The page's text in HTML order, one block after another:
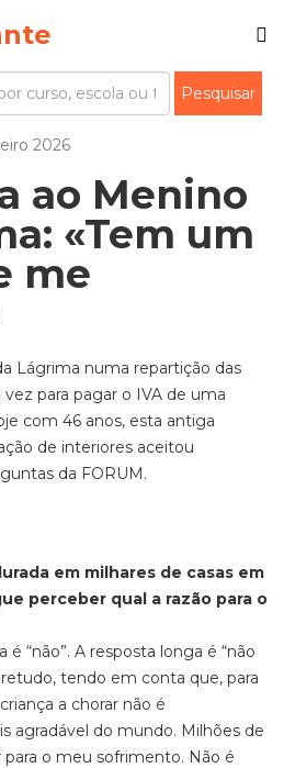
2026
ao Menino
«Tem um
me
Lágrima numa repartição das
vez para pagar o IVA de uma
com 46 anos, esta antiga
de interiores aceitou
da FORUM.
em milhares de casas em
perceber qual a razão para o
“não”. A resposta longa é “não
tendo em conta que, para
a chorar não é
agradável do mundo. Milhões de
o meu sofrimento. Não é